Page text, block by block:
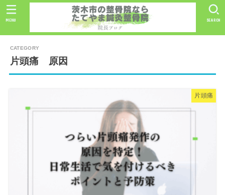
SEARCH
MENU
片頭痛 原因
片頭痛